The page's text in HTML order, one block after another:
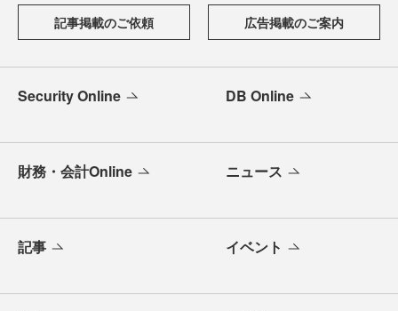
記事掲載のご依頼 広告掲載のご案内
Security Online DB Online
財務・会計Online ニュース
記事 イベント